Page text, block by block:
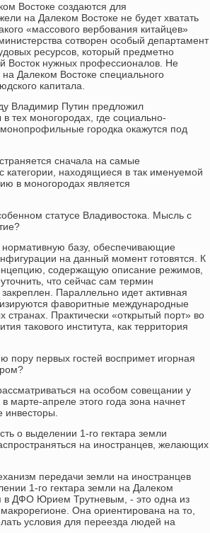
Востоке создаются для
на Далеком Востоке не будет хватать
«массового вербования китайцев»
сотворен особый департамент
ресурсов, который предметно
Восток нужных профессионалов. Не
Далеком Востоке специального
капитала.
Владимир Путин предложил
тех моногородах, где социально-
городка окажутся под
сначала на самые
находящиеся в так именуемой
в моногородах является
статусе Владивостока. Мысль с
нормативную базу, обеспечивающие
на данный момент готовятся. К
содержащую описание режимов,
что сейчас сам термин
Параллельно идет активная
фаворитные международные
странах. Практически «открытый порт» во
такового института, как территория
пору первых гостей воспримет игорная
на особом совещании у
марте-апреле этого года зона начнет
инвесторы.
о выделении 1-го гектара земли
на иностранцев, желающих
передачи земли на иностранцев
1-го гектара земли на Далеком
в ДФО Юрием Трутневым, - это одна из
Она ориентирована на то,
условия для переезда людей на